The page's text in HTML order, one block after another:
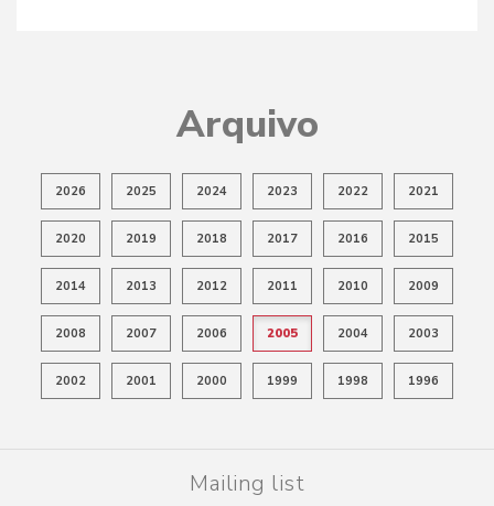
Arquivo
2026 2025 2024 2023 2022 2021
2020 2019 2018 2017 2016 2015
2014 2013 2012 2011 2010 2009
2008 2007 2006 2005 2004 2003
2002 2001 2000 1999 1998 1996
Mailing list